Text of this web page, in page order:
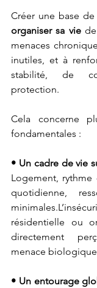
organiser sa vie de
menaces
inutiles, et à
stabilité, de
protection.
Cela concerne
fondamentales :
Logement, rythme
quotidienne,
résidentielle ou
directement
menace
• Un entourage